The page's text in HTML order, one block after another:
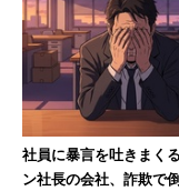
成果を出す管理職
ます。会議の場で
たちのリソースを
明確にしていくこ
ば、残った選択肢
社員に暴言を吐きまく
ン社長の会社、詐欺で